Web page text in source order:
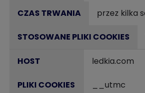
przez kilka
ledkia.com
__utmc